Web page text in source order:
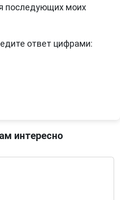
последующих моих
ответ цифрами:
интересно